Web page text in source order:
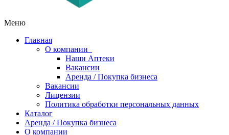
Меню
Главная
О компании
Наши Аптеки
Вакансии
Аренда / Покупка бизнеса
Вакансии
Лицензии
Политика обработки персональных данных
Каталог
Аренда / Покупка бизнеса
О компании